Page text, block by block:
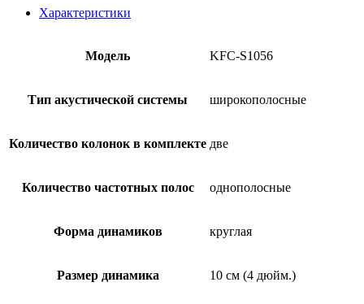
Характеристики
Модель KFC-S1056
Тип акустической системы широкополосные
Количество колонок в комплекте две
Количество частотных полос однополосные
Форма динамиков круглая
Размер динамика 10 см (4 дюйм.)